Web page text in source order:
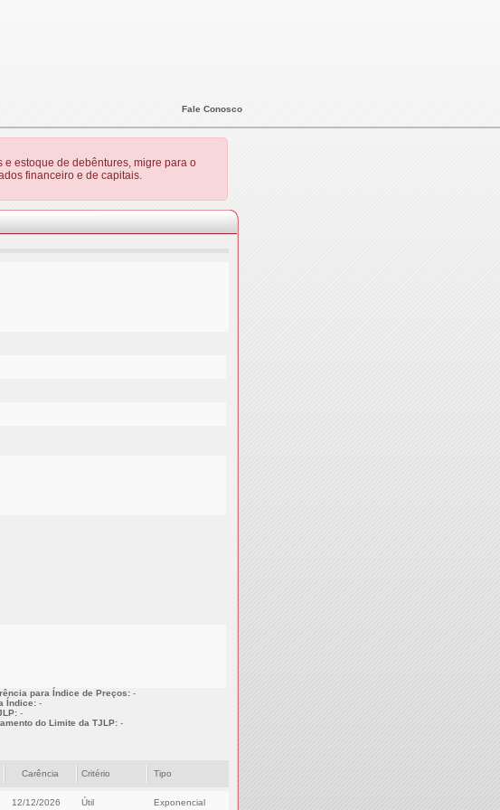
Fale Conosco
e estoque de debêntures, migre para o
financeiro e de capitais.
para Índice de Preços:-
Índice:-
-
do Limite da TJLP:-
Carência Critério Tipo
12/12/2026 Útil Exponencial